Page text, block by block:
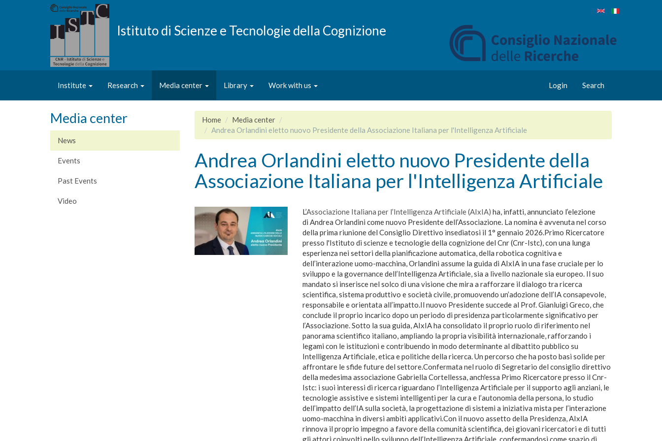
Istituto di Scienze e Tecnologie della Cognizione
Institute Research Media center Library Work with us Login Search
Media center
News
Events
Past Events
Video
Home
Media center
Andrea Orlandini eletto nuovo Presidente della Associazione Italiana per l'Intelligenza Artificiale
Andrea Orlandini eletto nuovo Presidente della
Associazione Italiana per l'Intelligenza Artificiale
L’Associazione Italiana per l’Intelligenza Artificiale (AIxIA) ha, infatti, annunciato l’elezione
di Andrea Orlandini come nuovo Presidente dell’Associazione. La nomina è avvenuta nel corso
della prima riunione del Consiglio Direttivo insediatosi il 1° gennaio 2026.Primo Ricercatore
presso l'Istituto di scienze e tecnologie della cognizione del Cnr (Cnr-Istc), con una lunga
esperienza nei settori della pianificazione automatica, della robotica cognitiva e
dell’interazione uomo-macchina, Orlandini assume la guida di AIxIA in una fase cruciale per lo
sviluppo e la governance dell’Intelligenza Artificiale, sia a livello nazionale sia europeo. Il suo
mandato si inserisce nel solco di una visione che mira a rafforzare il dialogo tra ricerca
scientifica, sistema produttivo e società civile, promuovendo un’adozione dell’IA consapevole,
responsabile e orientata all’impatto.Il nuovo Presidente succede al Prof. Gianluigi Greco, che
conclude il proprio incarico dopo un periodo di presidenza particolarmente significativo per
l’Associazione. Sotto la sua guida, AIxIA ha consolidato il proprio ruolo di riferimento nel
panorama scientifico italiano, ampliando la propria visibilità internazionale, rafforzando i
legami con le istituzioni e contribuendo in modo determinante al dibattito pubblico su
Intelligenza Artificiale, etica e politiche della ricerca. Un percorso che ha posto basi solide per
affrontare le sfide future del settore.Confermata nel ruolo di Segretario del consiglio direttivo
della medesima associazione Gabriella Cortellessa, anch'essa Primo Ricercatore presso il Cnr-
Istc: i suoi interessi di ricerca riguardano l’Intelligenza Artificiale per il supporto agli anziani, le
tecnologie assistive e sistemi intelligenti per la cura e l’autonomia della persona, lo studio
dell’impatto dell’IA sulla società, la progettazione di sistemi a iniziativa mista per l’interazione
uomo-macchina in diversi ambiti applicativi.Con il nuovo assetto della Presidenza, AIxIA
rinnova il proprio impegno a favore della comunità scientifica, dei giovani ricercatori e di tutti
gli attori coinvolti nello sviluppo dell’Intelligenza Artificiale, confermandosi come spazio di